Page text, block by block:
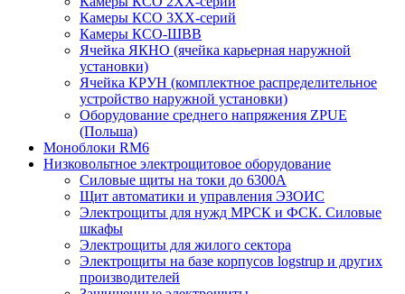
Камеры КСО 3ХХ-серий
Камеры КСО-ШВВ
Ячейка ЯКНО (ячейка карьерная наружной
установки)
Ячейка КРУН (комплектное распределительное
устройство наружной установки)
Оборудование среднего напряжения ZPUE
(Польша)
Моноблоки RM6
Низковольтное электрощитовое оборудование
Силовые щиты на токи до 6300А
Щит автоматики и управления ЭЗОИС
Электрощиты для нужд МРСК и ФСК. Силовые
шкафы
Электрощиты для жилого сектора
Электрощиты на базе корпусов logstrup и других
производителей